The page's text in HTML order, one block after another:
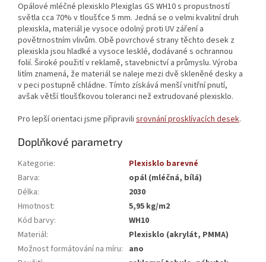
Opálové mléčné plexisklo Plexiglas GS WH10 s propustností
světla cca 70% v tloušťce 5 mm. Jedná se o velmi kvalitní druh
plexiskla, materiál je vysoce odolný proti UV záření a
povětrnostním vlivům. Obě povrchové strany těchto desek z
plexiskla jsou hladké a vysoce lesklé, dodávané s ochrannou
folií. Široké použití v reklamě, stavebnictví a průmyslu. Výroba
litím znamená, že materiál se naleje mezi dvě skleněné desky a
v peci postupně chládne. Tímto získává menší vnitřní pnutí,
avšak větší tloušťkovou toleranci než extrudované plexisklo.
Pro lepší orientaci jsme připravili srovnání prosklívacích desek.
Doplňkové parametry
Kategorie:
Plexisklo barevné
Barva:
opál (mléčná, bílá)
Délka:
2030
Hmotnost:
5,95 kg/m2
Kód barvy:
WH10
Materiál:
Plexisklo (akrylát, PMMA)
Možnost formátování na míru: ano